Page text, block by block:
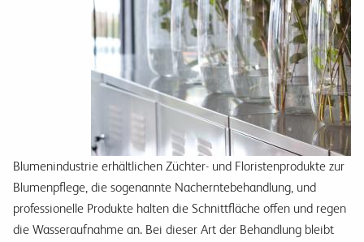
Blumenindustrie erhältlichen Züchter- und Floristenprodukte zur
Blumenpflege, die sogenannte Nacherntebehandlung, und
professionelle Produkte halten die Schnittfläche offen und regen
die Wasseraufnahme an. Bei dieser Art der Behandlung bleibt